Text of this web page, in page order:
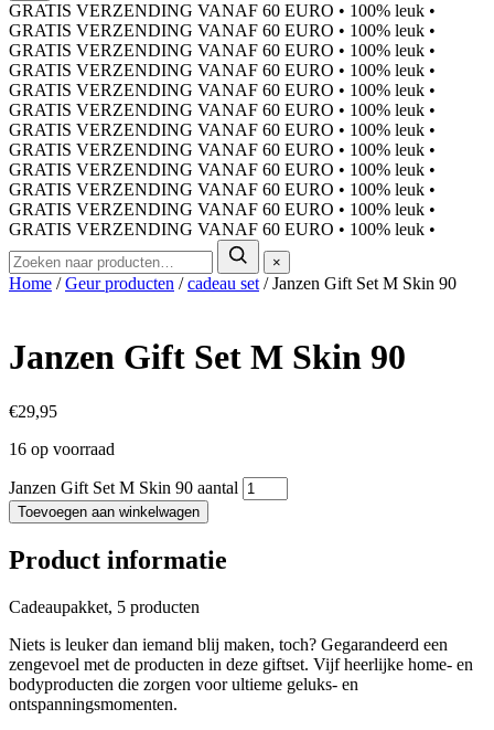
GRATIS VERZENDING VANAF 60 EURO • 100% leuk •
GRATIS VERZENDING VANAF 60 EURO • 100% leuk •
GRATIS VERZENDING VANAF 60 EURO • 100% leuk •
GRATIS VERZENDING VANAF 60 EURO • 100% leuk •
GRATIS VERZENDING VANAF 60 EURO • 100% leuk •
GRATIS VERZENDING VANAF 60 EURO • 100% leuk •
GRATIS VERZENDING VANAF 60 EURO • 100% leuk •
GRATIS VERZENDING VANAF 60 EURO • 100% leuk •
GRATIS VERZENDING VANAF 60 EURO • 100% leuk •
GRATIS VERZENDING VANAF 60 EURO • 100% leuk •
GRATIS VERZENDING VANAF 60 EURO • 100% leuk •
GRATIS VERZENDING VANAF 60 EURO • 100% leuk •
×
Home /Geur producten /cadeau set / Janzen Gift Set M Skin 90
Janzen Gift Set M Skin 90
€29,95
16 op voorraad
Janzen Gift Set M Skin 90 aantal
Toevoegen aan winkelwagen
Product informatie
Cadeaupakket, 5 producten
Niets is leuker dan iemand blij maken, toch? Gegarandeerd een
zengevoel met de producten in deze giftset. Vijf heerlijke home- en
bodyproducten die zorgen voor ultieme geluks- en
ontspanningsmomenten.